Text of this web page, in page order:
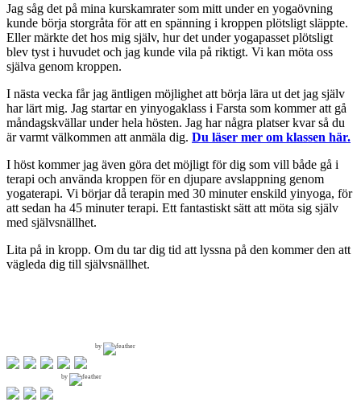
Jag såg det på mina kurskamrater som mitt under en yogaövning
kunde börja storgråta för att en spänning i kroppen plötsligt släppte.
Eller märkte det hos mig själv, hur det under yogapasset plötsligt
blev tyst i huvudet och jag kunde vila på riktigt. Vi kan möta oss
själva genom kroppen.
I nästa vecka får jag äntligen möjlighet att börja lära ut det jag själv
har lärt mig. Jag startar en yinyogaklass i Farsta som kommer att gå
måndagskvällar under hela hösten. Jag har några platser kvar så du
är varmt välkommen att anmäla dig. Du läser mer om klassen här.
I höst kommer jag även göra det möjligt för dig som vill både gå i
terapi och använda kroppen för en djupare avslappning genom
yogaterapi. Vi börjar då terapin med 30 minuter enskild yinyoga, för
att sedan ha 45 minuter terapi. Ett fantastiskt sätt att möta sig själv
med självsnällhet.
Lita på in kropp. Om du tar dig tid att lyssna på den kommer den att
vägleda dig till självsnällhet.
by
by